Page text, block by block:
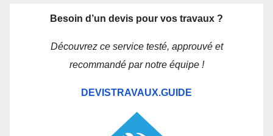
Besoin d’un devis pour vos travaux ?
Découvrez ce service testé, approuvé et
recommandé par notre équipe !
DEVISTRAVAUX.GUIDE